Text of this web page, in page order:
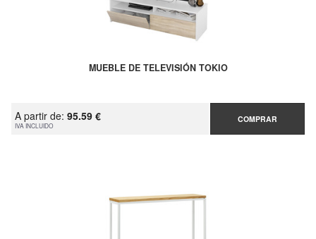
MUEBLE DE TELEVISIÓN TOKIO
A partir de: 95.59 €
IVA INCLUIDO
COMPRAR